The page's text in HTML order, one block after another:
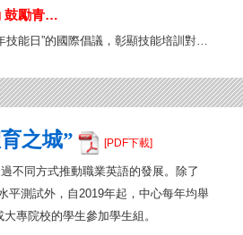
國情
鼓勵青…
技能日”的國際倡議，彰顯技能培訓對…
之城” [PDF下載]
不同方式推動職業英語的發展。除了
平測試外，自2019年起，中心每年均舉
專院校的學生參加學生組。